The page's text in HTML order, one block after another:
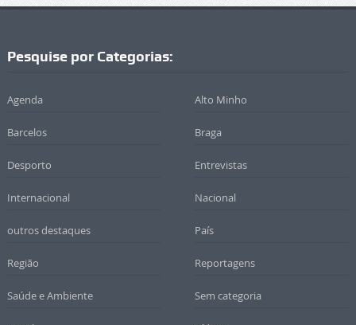
Pesquise por Categorias:
Agenda Alto Minho
Barcelos Braga
Desporto Entrevistas
Internacional Nacional
outros destaques País
Região Reportagens
Saúde e Ambiente Sem categoria